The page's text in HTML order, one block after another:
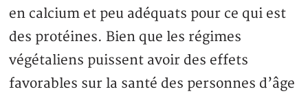
en calcium et peu adéquats pour ce qui est
des protéines. Bien que les régimes
végétaliens puissent avoir des effets
favorables sur la santé des personnes d’âge